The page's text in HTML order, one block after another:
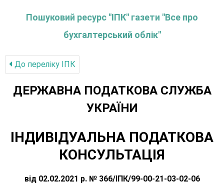
Пошуковий ресурс "ІПК" газети "Все про
бухгалтерський облік"
До переліку IПК
ДЕРЖАВНА ПОДАТКОВА СЛУЖБА
УКРАЇНИ
ІНДИВІДУАЛЬНА ПОДАТКОВА
КОНСУЛЬТАЦІЯ
від 02.02.2021 р. № 366/ІПК/99-00-21-03-02-06